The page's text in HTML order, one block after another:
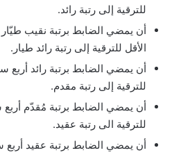
للترقية إلى رتبة رائد.
أن يمضي الضابط برتبة نقيب
الأقل للترقية إلى رتبة رائد طيار.
أن يمضي الضابط برتبة رائد أربع
للترقية إلى رتبة مقدم.
أن يمضي الضابط برتبة مُقدّم
للترقية الى رتبة عقيد.
أن يمضي الضابط برتبة عقيد